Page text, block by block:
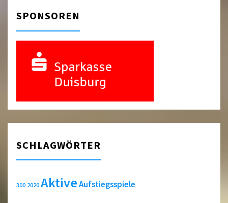
SPONSOREN
SCHLAGWÖRTER
300 2020 AktiveAufstiegsspiele